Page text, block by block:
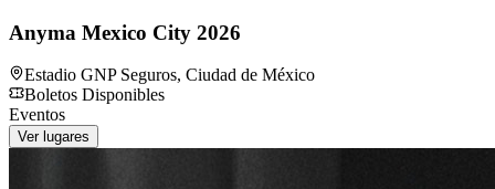
Anyma Mexico City 2026
Estadio GNP Seguros, Ciudad de México
Boletos Disponibles
Eventos
Ver lugares